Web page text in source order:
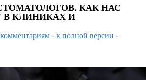
КАК НАС
КЛИНИКАХ И
-к полной версии -